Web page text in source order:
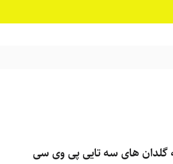
گلدان های سه تایی پی وی سی